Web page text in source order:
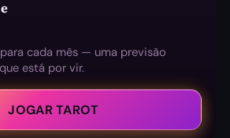
cada mês — uma previsão
está por vir.
JOGAR TAROT